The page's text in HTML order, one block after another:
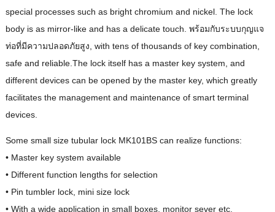
special processes such as bright chromium and nickel. The lock
body is as mirror-like and has a delicate touch . พร้อมกับระบบกุญแจ
ท่อที่มีความปลอดภัยสูง, with tens of thousands of key combination
safe and reliable.The lock itself has a master key system and
different devices can be opened by the master key, which greatly
facilitates the management and maintenance of smart terminal
devices.
Some small size tubular lock MK101BS can realize functions:
• Master key system available
• Different function lengths for selection
• Pin tumbler lock, mini size lock
• With a wide application in small boxes, monitor sever etc.